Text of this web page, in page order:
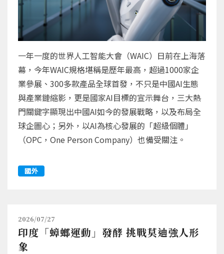
一年一度的世界人工智能大會（WAIC）日前在上海落
幕，今年WAIC規格堪稱是歷年最高，超過1000家企
業參展、300多款產品全球首發，不只是中國AI生態
與產業鏈縮影，更是國家AI目標的宣示舞台，三大熱
門關鍵字顯現出中國AI如今的發展戰略，以及布局全
球企圖心；另外，以AI為核心發展的「超級個體」
（OPC，One Person Company）也備受關注。
國外
2026/07/27
印度「蟑螂運動」發酵 挑戰莫迪強人形
象